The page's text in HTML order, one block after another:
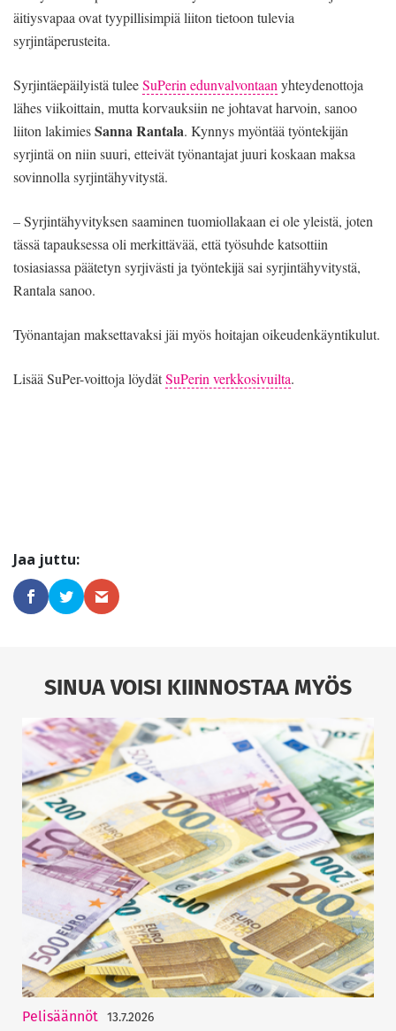
äitiysvapaa ovat tyypillisimpiä liiton tietoon tulevia
syrjintäperusteita.
Syrjintäepäilyistä tuleeSuPerin edunvalvontaan yhteydenottoja
lähes viikoittain, mutta korvauksiin ne johtavat harvoin, sanoo
liiton lakimiesSanna Rantala. Kynnys myöntää työntekijän
syrjintä on niin suuri, etteivät työnantajat juuri koskaan maksa
sovinnolla syrjintähyvitystä.
– Syrjintähyvityksen saaminen tuomiollakaan ei ole yleistä, joten
tässä tapauksessa oli merkittävää, että työsuhde katsottiin
tosiasiassa päätetyn syrjivästi ja työntekijä sai syrjintähyvitystä,
Rantala sanoo.
Työnantajan maksettavaksi jäi myös hoitajan oikeudenkäyntikulut.
Lisää SuPer-voittoja löydätSuPerin verkkosivuilta.
SINUA VOISI KIINNOSTAA MYÖS
Pelisäännöt 13.7.2026